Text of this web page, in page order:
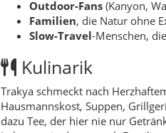
Natur & Outdoor
Saray ist Natur, die nicht weit
kannst deine Touren so kurz
attraktiv: ein paar Stunden
Übergänge – wenn Wald in
Feste &